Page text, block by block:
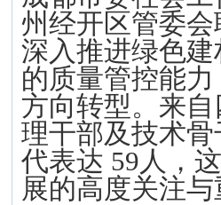
州经开区管委
深入推进绿色
的质量管控能
方向转型。来
理干部及技术
代表达 59人，
展的高度关注与